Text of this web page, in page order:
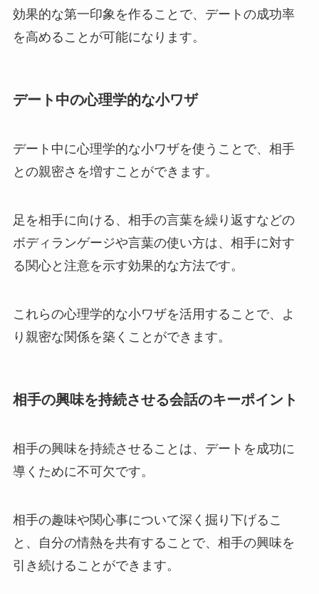
効果的な第一印象を作ることで、デートの成功率
を高めることが可能になります。
デート中の心理学的な小ワザ
デート中に心理学的な小ワザを使うことで、相手
との親密さを増すことができます。
足を相手に向ける、相手の言葉を繰り返すなどの
ボディランゲージや言葉の使い方は、相手に対す
る関心と注意を示す効果的な方法です。
これらの心理学的な小ワザを活用することで、よ
り親密な関係を築くことができます。
相手の興味を持続させる会話のキーポイント
相手の興味を持続させることは、デートを成功に
導くために不可欠です。
相手の趣味や関心事について深く掘り下げるこ
と、自分の情熱を共有することで、相手の興味を
引き続けることができます。